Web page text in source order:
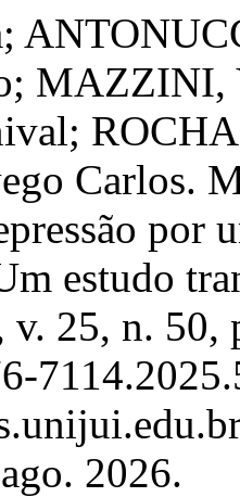
MAZZINI,
Carlos.
por
estudo
v. 25, n. 50,
2026.